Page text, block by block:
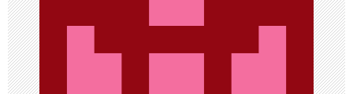
о
з
а